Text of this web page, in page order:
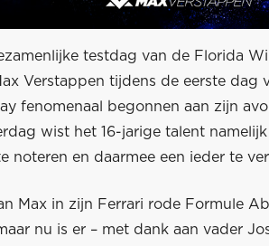
testdag van de Florida
Verstappen tijdens de eerste dag
fenomenaal begonnen aan zijn
wist het 16-jarige talent
noteren en daarmee een ieder te
Max in zijn Ferrari rode Formule
nu is er – met dank aan vader